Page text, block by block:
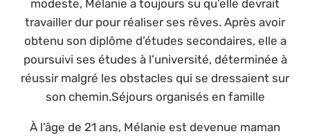
modeste, Mélanie a toujours su qu’elle devrait
travailler dur pour réaliser ses rêves. Après avoir
obtenu son diplôme d’études secondaires, elle a
poursuivi ses études à l’université, déterminée à
réussir malgré les obstacles qui se dressaient sur
son chemin.Séjours organisés en famille
À l’âge de 21 ans, Mélanie est devenue maman